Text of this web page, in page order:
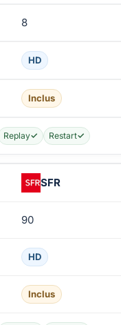
8
HD
Inclus
Replay✓ Restart✓
SFR
90
HD
Inclus